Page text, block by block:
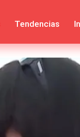
Tendencias